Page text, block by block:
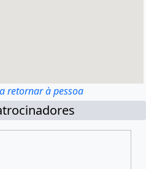
retornar à pessoa